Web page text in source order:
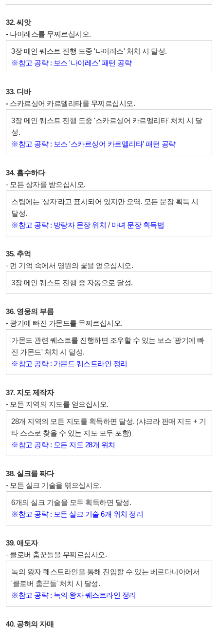
32. 씨앗
- 나이레스를 무찌르십시오.
3장 메인 퀘스트 진행 도중 '나이레스' 처치 시 달성.
※참고 공략 : 보스 '나이레스' 패턴 공략
33. 디바
- 스카르싱어 카르멜리타를 무찌르십시오.
3장 메인 퀘스트 진행 도중 '스카르싱어 카르멜리타' 처치 시 달
성.
※참고 공략 : 보스 '스카르싱어 카르멜리타' 패턴 공략
34. 흡수하다
- 모든 상자를 받으십시오.
스팀에는 '상자'라고 표시되어 있지만 오역. 모든 문장 획득 시
달성.
※참고 공략 : 방랑자 문장 위치 / 마녀 문장 획득법
35. 추억
- 먼 기억 속에서 영원의 꽃을 얻으십시오.
3장 메인 퀘스트 진행 중 자동으로 달성.
36. 영웅의 부름
- 광기에 빠진 가몬드를 무찌르십시오.
가몬드 관련 퀘스트를 진행하면 조우할 수 있는 보스 '광기에 빠
진 가몬드' 처치 시 달성.
※참고 공략 : 가몬드 퀘스트라인 정리
37. 지도 제작자
- 모든 지역의 지도를 얻으십시오.
28개 지역의 모든 지도를 획득하면 달성. (샤크라 판매 지도 + 기
타 스스로 찾을 수 있는 지도 모두 포함)
※참고 공략 : 모든 지도 28개 위치
38. 실크를 짜다
- 모든 실크 기술을 엮으십시오.
6개의 실크 기술을 모두 획득하면 달성.
※참고 공략 : 모든 실크 기술 6개 위치 정리
39. 애도자
- 클로버 춤꾼들을 무찌르십시오.
녹의 왕자 퀘스트라인을 통해 진입할 수 있는 베르다니아에서
'클로버 춤꾼들' 처치 시 달성.
※참고 공략 : 녹의 왕자 퀘스트라인 정리
40. 공허의 자매